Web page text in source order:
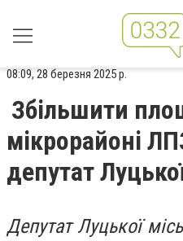
08:09, 28 березня 2025 р.
Збільшити
мікрорайоні
депутат
Депутат Луцької